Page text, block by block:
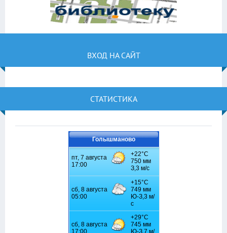
ВХОД НА САЙТ
СТАТИСТИКА
Голышманово